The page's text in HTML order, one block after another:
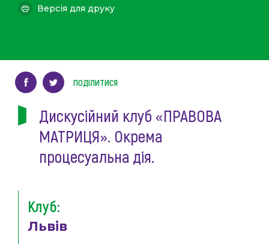
Дискусійний клуб «ПРАВОВА
МАТРИЦЯ». Окрема
процесуальна дія.
Клуб:
Львів
Версія для друку
ПОДІЛИТИСЯ